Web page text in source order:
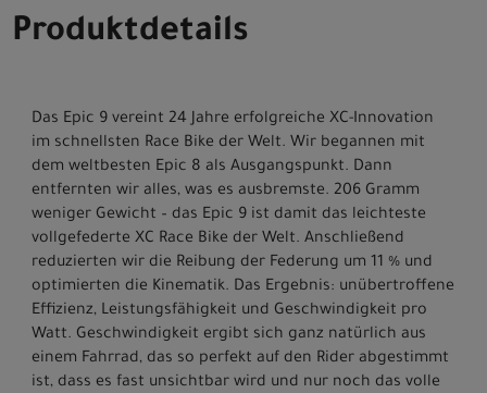
Produktdetails
Das Epic 9 vereint 24 Jahre erfolgreiche XC-Innovation
im schnellsten Race Bike der Welt. Wir begannen mit
dem weltbesten Epic 8 als Ausgangspunkt. Dann
entfernten wir alles, was es ausbremste. 206 Gramm
weniger Gewicht – das Epic 9 ist damit das leichteste
vollgefederte XC Race Bike der Welt. Anschließend
reduzierten wir die Reibung der Federung um 11 % und
optimierten die Kinematik. Das Ergebnis: unübertroffene
Effizienz, Leistungsfähigkeit und Geschwindigkeit pro
Watt. Geschwindigkeit ergibt sich ganz natürlich aus
einem Fahrrad, das so perfekt auf den Rider abgestimmt
ist, dass es fast unsichtbar wird und nur noch das volle